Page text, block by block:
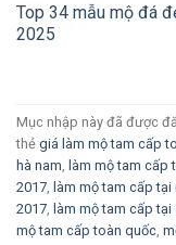
Top 34 mẫu mộ đá
2025
Mục nhập này đã được
thẻ giá làm mộ tam cấp
hà nam, làm mộ tam cấp
2017, làm mộ tam cấp
2017, làm mộ tam cấp
mộ tam cấp toàn quốc,